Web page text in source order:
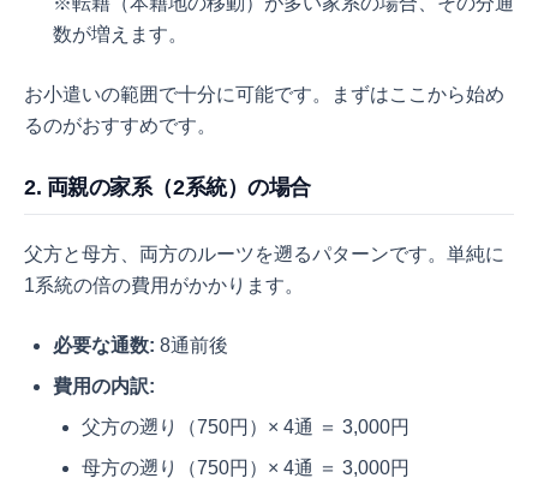
数が増えます。
お小遣いの範囲で十分に可能です。まずはここから始め
るのがおすすめです。
2. 両親の家系（2系統）の場合
父方と母方、両方のルーツを遡るパターンです。単純に
1系統の倍の費用がかかります。
必要な通数: 8通前後
費用の内訳:
父方の遡り（750円）× 4通 ＝ 3,000円
母方の遡り（750円）× 4通 ＝ 3,000円